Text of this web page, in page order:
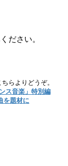
ださい。
ス音楽」特別編
を題材に